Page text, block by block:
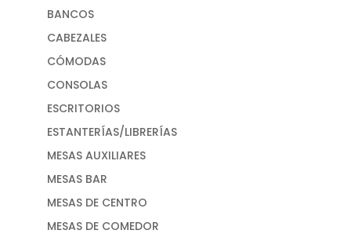
BANCOS
CABEZALES
CÓMODAS
CONSOLAS
ESCRITORIOS
ESTANTERÍAS/LIBRERÍAS
MESAS AUXILIARES
MESAS BAR
MESAS DE CENTRO
MESAS DE COMEDOR